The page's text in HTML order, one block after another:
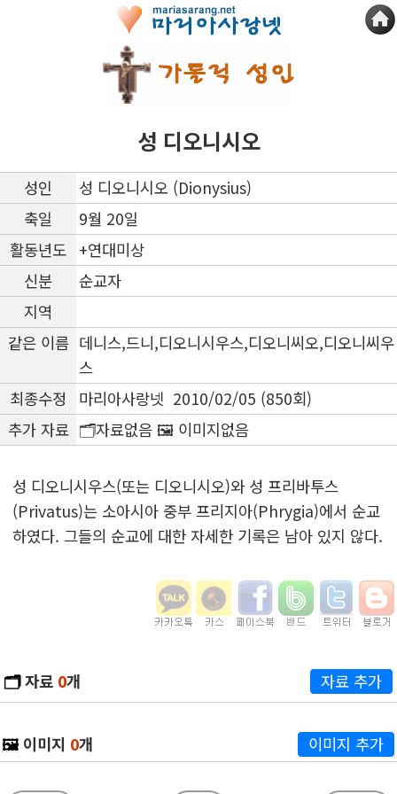
성 디오니시오
성인
성 디오니시오 (Dionysius)
축일
9월 20일
활동년도 +연대미상
신분
순교자
지역
같은 이름 데니스,드니,디오니시우스,디오니씨오,디오니씨우
스
최종수정
마리아사랑넷 2010/02/05 (850회)
추가 자료 🗂️자료없음 🖼️ 이미지없음
성 디오니시우스(또는 디오니시오)와 성 프리바투스
(Privatus)는 소아시아 중부 프리지아(Phrygia)에서 순교
하였다. 그들의 순교에 대한 자세한 기록은 남아 있지 않다.
🗂️자료 0개 자료 추가
🖼️ 이미지 0개 이미지 추가